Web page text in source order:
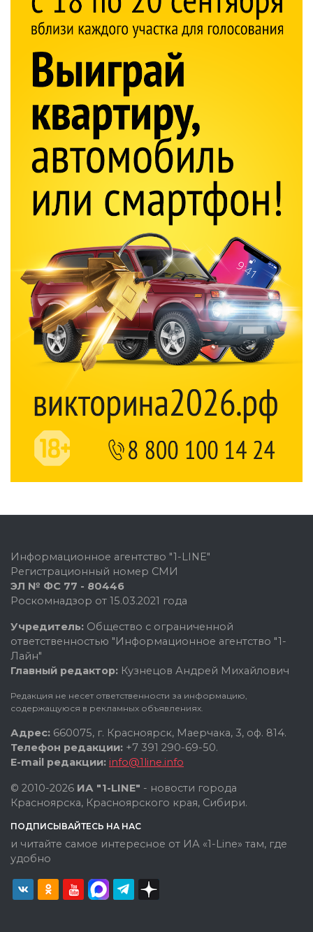
Информационное агентство "1-LINE"
Регистрационный номер СМИ
ЭЛ № ФС 77 - 80446
Роскомнадзор от 15.03.2021 года
Учредитель: Общество с ограниченной
ответственностью "Информационное агентство "1-
Лайн"
Главный редактор: Кузнецов Андрей Михайлович
Редакция не несет ответственности за информацию,
содержащуюся в рекламных объявлениях.
Адрес: 660075, г. Красноярск, Маерчака, 3, оф. 814.
Телефон редакции: +7 391 290-69-50.
E-mail редакции: info@1line.info
© 2010-2026 ИА "1-LINE" - новости города
Красноярска, Красноярского края, Сибири.
ПОДПИСЫВАЙТЕСЬ НА НАС
и читайте самое интересное от ИА «1-Line» там, где
удобно